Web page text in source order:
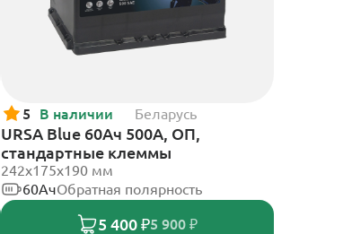
5 В наличии Беларусь
URSA Blue 60Ач 500А, ОП,
стандартные клеммы
242х175х190 мм
60АчОбратная полярность
5 400 ₽5 900 ₽